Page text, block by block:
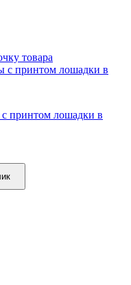
товара
принтом лошадки в